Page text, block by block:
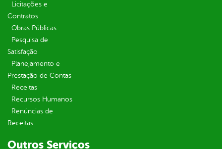
Licitações e
Contratos
Obras Públicas
Pesquisa de
Satisfação
Planejamento e
Prestação de Contas
Receitas
Recursos Humanos
Renúncias de
Receitas
Outros Serviços